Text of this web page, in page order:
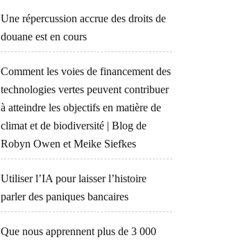
Une répercussion accrue des droits de
douane est en cours
Comment les voies de financement des
technologies vertes peuvent contribuer
à atteindre les objectifs en matière de
climat et de biodiversité | Blog de
Robyn Owen et Meike Siefkes
Utiliser l’IA pour laisser l’histoire
parler des paniques bancaires
Que nous apprennent plus de 3 000